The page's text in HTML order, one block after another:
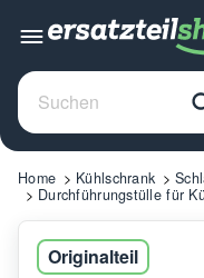
Home Kühlschrank
Durchführungstülle für
Originalteil